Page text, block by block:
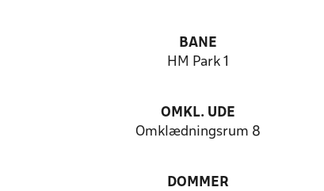
BANE
HM Park 1
OMKL. UDE
Omklædningsrum 8
DOMMER